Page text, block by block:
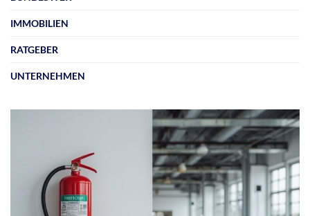
IMMOBILIEN
RATGEBER
UNTERNEHMEN